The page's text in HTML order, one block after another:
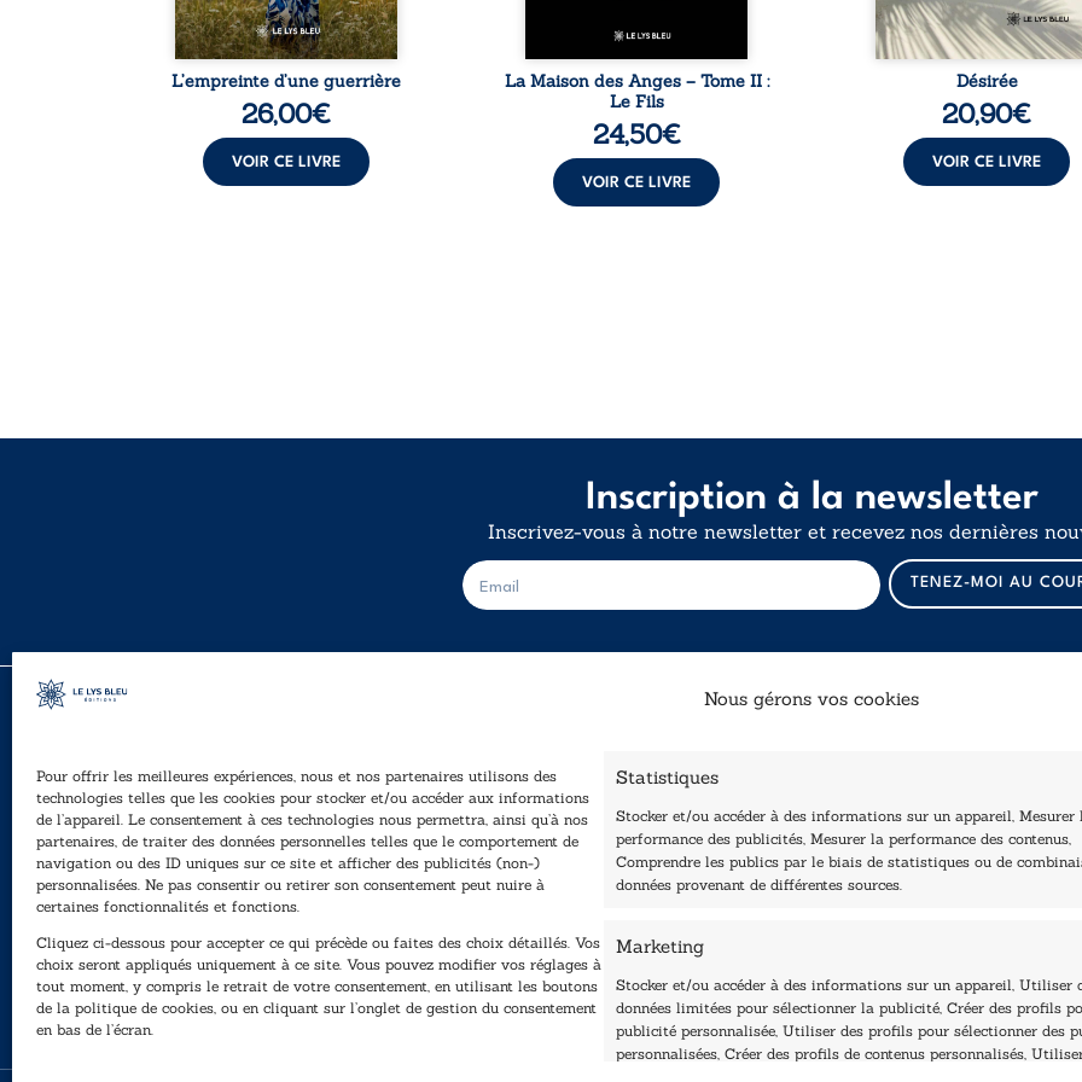
Nous gérons vos cookies
Pour offrir les meilleures expériences, nous et nos partenaires utilisons des
technologies telles que les cookies pour stocker et/ou accéder aux informations
de l’appareil. Le consentement à ces technologies nous permettra, ainsi qu’à nos
partenaires, de traiter des données personnelles telles que le comportement de
navigation ou des ID uniques sur ce site et afficher des publicités (non-)
personnalisées. Ne pas consentir ou retirer son consentement peut nuire à
certaines fonctionnalités et fonctions.
Cliquez ci-dessous pour accepter ce qui précède ou faites des choix détaillés. Vos
choix seront appliqués uniquement à ce site. Vous pouvez modifier vos réglages à
tout moment, y compris le retrait de votre consentement, en utilisant les boutons
de la politique de cookies, ou en cliquant sur l’onglet de gestion du consentement
en bas de l’écran.
Statistiques
Stocker et/ou accéder à des informations sur un appareil, Mesurer
performance des publicités, Mesurer la performance des contenus,
Comprendre les publics par le biais de statistiques ou de
données provenant de différentes sources.
Marketing
Stocker et/ou accéder à des informations sur un appareil, Utiliser
données limitées pour sélectionner la publicité, Créer des profils
publicité personnalisée, Utiliser des profils pour sélectionner des
personnalisées, Créer des profils de contenus personnalisés,
L’empreinte d’une guerrière
26,00€
VOIR CE LIVRE
La Maison des Anges – Tome II :
Le Fils
24,50€
VOIR CE LIVRE
Désirée
20,90€
VOIR CE LIVRE
Inscription à la newsletter
Inscrivez-vous à notre newsletter et recevez nos dernières
*
E
-
m
i
TENEZ-MOI AU
40, rue du Louvre 75001 Paris
01 76 50 38 88
Horaires du standard
De mardi à vendredi :
9h - 12h et 13h30 - 16h30
Lundi, samedi et dimanche : fermé
Accueil
Être édité
Contactez-nous
Les Plumes du Lys Bleu
Prix sciences humaines
Nos collections
Nos auteurs
Essai & docs
Sciences humaines